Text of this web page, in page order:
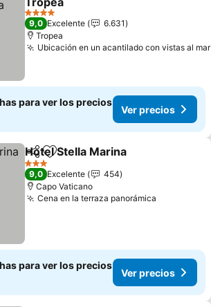
4 Estrellas
9,0 Excelente
6.631
Tropea
Ubicación en un acantilado con vistas al mar
para ver los precios
Ver precios
CompartirAñadir a favoritos
Hotel Stella Marina
3 Estrellas
9,0 Excelente
454
Capo Vaticano
Cena en la terraza panorámica
para ver los precios
Ver precios